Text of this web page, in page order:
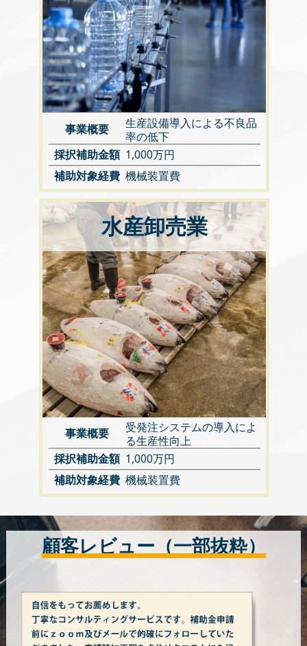
事業概要
生産設備導入による不良品
率の低下
採択補助金額 1,000万円
補助対象経費 機械装置費
水産卸売業
事業概要
受発注システムの導入によ
る生産性向上
採択補助金額 1,000万円
補助対象経費 機械装置費
顧客レビュー（一部抜粋）